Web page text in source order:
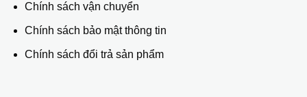
Chính sách vận chuyển
Chính sách bảo mật thông tin
Chính sách đổi trả sản phẩm